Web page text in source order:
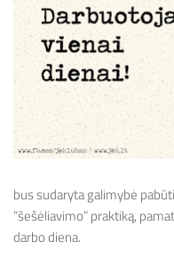
bus sudaryta galimybė
“šešėliavimo” praktiką,
darbo diena.